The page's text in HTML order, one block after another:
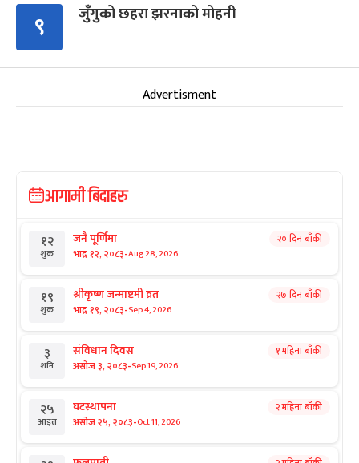
९ जुँगुको छहरा झरनाको मोहनी
Advertisment
आगामी बिदाहरु
१२
शुक्र
जनै पूर्णिमा
भाद्र १२, २०८३-Aug 28, 2026
२० दिन बाँकी
१९
शुक्र
श्रीकृष्ण जन्माष्टमी व्रत
भाद्र १९, २०८३-Sep 4, 2026
२७ दिन बाँकी
३
शनि
संविधान दिवस
असोज ३, २०८३-Sep 19, 2026
१ महिना बाँकी
२५
आइत
घटस्थापना
असोज २५, २०८३-Oct 11, 2026
२ महिना बाँकी